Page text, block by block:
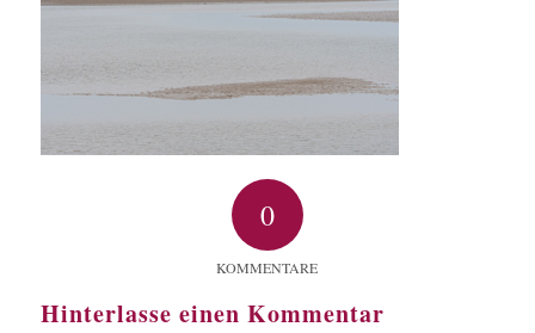
0
KOMMENTARE
Hinterlasse einen Kommentar